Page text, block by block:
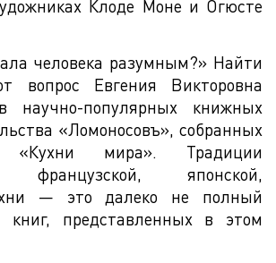
Клоде Моне и Огюсте
человека разумным?» Найти
вопрос Евгения Викторовна
научно-популярных книжных
«Ломоносовъ», собранных
мира». Традиции
французской, японской,
— это далеко не полный
книг, представленных в этом